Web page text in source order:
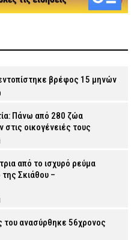
βρέφος 15 μηνών
Πάνω από 280 ζώα
οικογένειές τους
από το ισχυρό ρεύμα
Σκιάθου –
του ανασύρθηκε 56χρονος